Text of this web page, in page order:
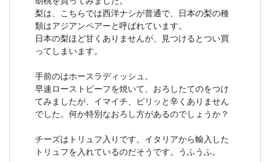
梨は、こちらでは西洋ナシが普通で、日本の梨の種
類はアジアンペアーと呼ばれています。
日本の梨ほど甘くありませんが、見つけるとつい買
ってしまいます。
手前のはホースラディッシュ。
早速ローストビーフを焼いて、おろしたてのをつけ
てみましたが、イマイチ、ピリッと辛くありません
でした。何か特別なおろし方があるのでしょうか？
チーズはトリュフ入りです。イタリアから輸入した
トリュフを入れているのだそうです。うふうふ。